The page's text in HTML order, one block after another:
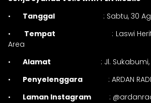
• Tanggal : Sabtu, 30
• Tempat : Laswi
Area
• Alamat : Jl.
• Penyelenggara : ARDAN
• Laman Instagram :